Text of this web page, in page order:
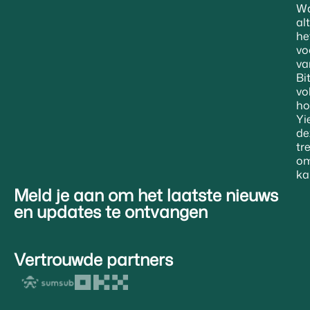
Meld je aan om het laatste nieuws
en updates te ontvangen
Vertrouwde partners